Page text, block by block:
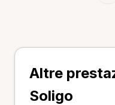
Altre
Soligo